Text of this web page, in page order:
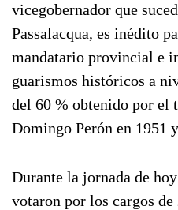
vicegobernador que
Passalacqua, es inédito
mandatario provincial e
guarismos históricos a
del 60 % obtenido por el
Domingo Perón en 1951
Durante la jornada de
votaron por los cargos de